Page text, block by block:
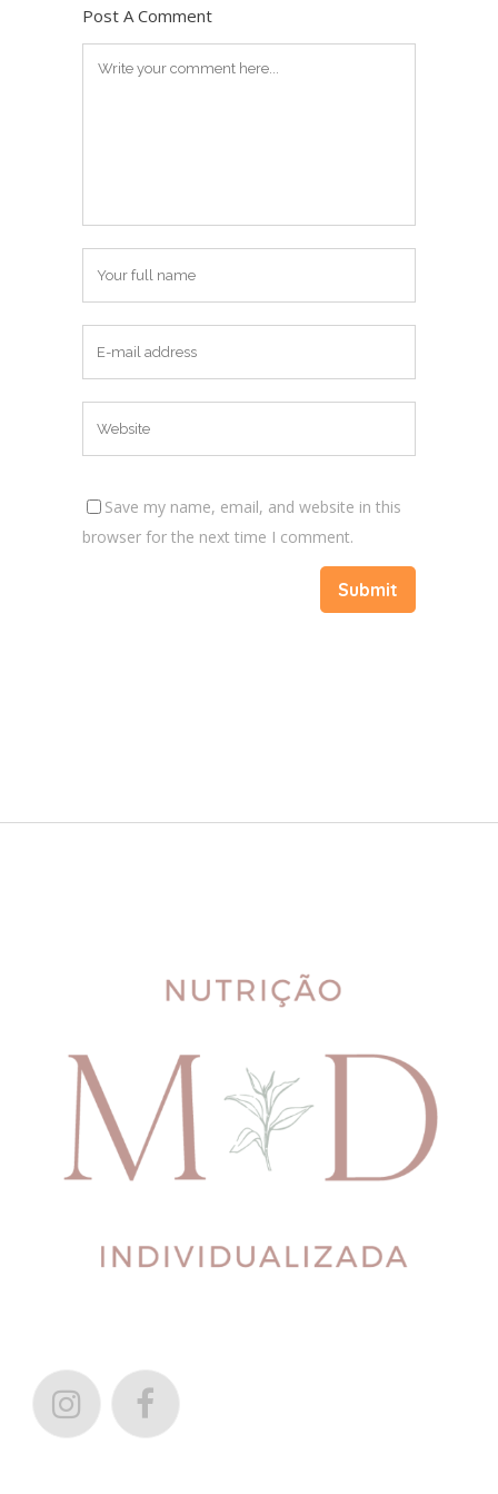
Post A Comment
Save my name, email, and website in this
browser for the next time I comment.